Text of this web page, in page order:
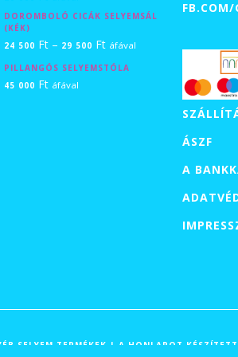
500 Ft
DOROMBOLÓ CICÁK SELYEMSÁL
(KÉK)
24 500 Ft – 29 500 FtÁrtartomány:
24
áfával
PILLANGÓS SELYEMSTÓLA
45 000 Ft áfával
FB.COM/
ÁSZF
A
SELYEM TERMÉKEK | A HONLAPOT